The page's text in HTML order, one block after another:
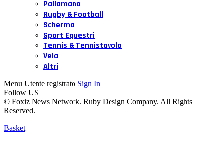
Pallamano
Rugby & Football
Scherma
Sport Equestri
Tennis & Tennistavolo
Vela
Altri
Menu Utente registrato Sign In
Follow US
© Foxiz News Network. Ruby Design Company. All Rights
Reserved.
Basket